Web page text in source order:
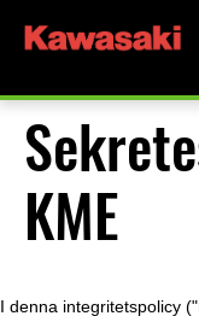
KME
I denna integritetspolicy